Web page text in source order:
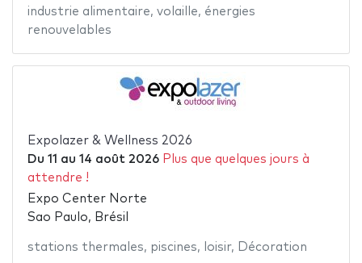
industrie alimentaire, volaille, énergies
renouvelables
Expolazer & Wellness 2026
Du 11 au 14 août 2026 Plus que quelques jours à
attendre !
Expo Center Norte
Sao Paulo, Brésil
stations thermales, piscines, loisir, Décoration